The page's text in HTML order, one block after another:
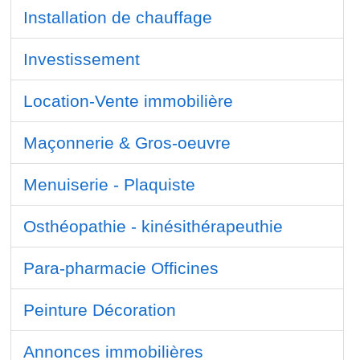
Installation de chauffage
Investissement
Location-Vente immobilière
Maçonnerie & Gros-oeuvre
Menuiserie - Plaquiste
Osthéopathie - kinésithérapeuthie
Para-pharmacie Officines
Peinture Décoration
Annonces immobilières